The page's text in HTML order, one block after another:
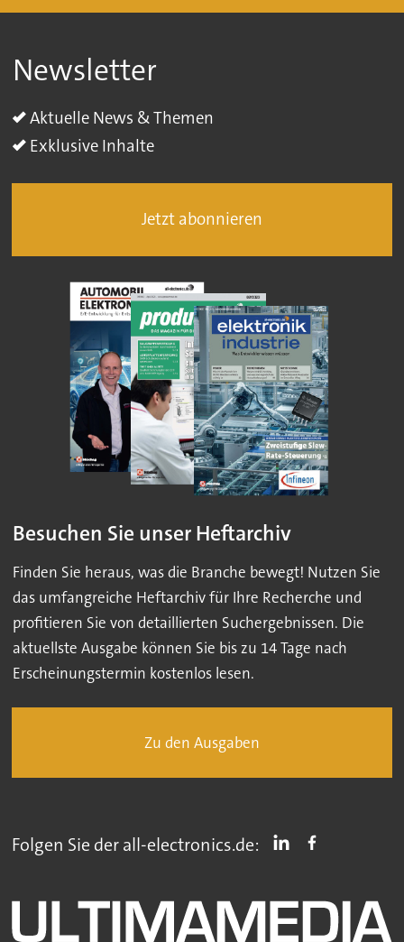
Newsletter
Aktuelle News & Themen
Exklusive Inhalte
Jetzt abonnieren
Besuchen Sie unser Heftarchiv
Finden Sie heraus, was die Branche bewegt! Nutzen Sie
das umfangreiche Heftarchiv für Ihre Recherche und
profitieren Sie von detaillierten Suchergebnissen. Die
aktuellste Ausgabe können Sie bis zu 14 Tage nach
Erscheinungstermin kostenlos lesen.
Zu den Ausgaben
Folgen Sie der all-electronics.de: